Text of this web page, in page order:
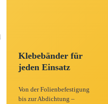
Klebebänder für
jeden Einsatz
Von der Folienbefestigung
bis zur Abdichtung –